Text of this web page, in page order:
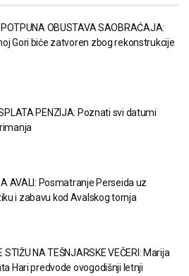
OBUSTAVA SAOBRAĆAJA:
Gori biće zatvoren zbog rekonstrukcije
PENZIJA: Poznati svi datumi
AVALI: Posmatranje Perseida uz
i zabavu kod Avalskog tornja
STIŽU NA TEŠNJARSKE VEČERI: Marija
Hari predvode ovogodišnji letnji